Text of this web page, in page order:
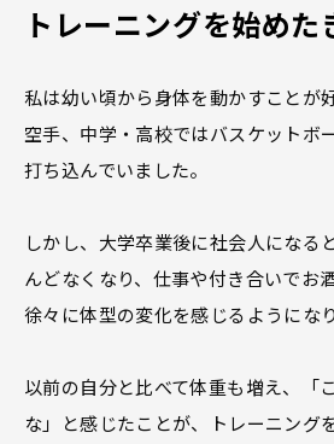
トレーニングを始めた
私は幼い頃から身体を動かすことが
空手、中学・高校ではバスケットボ
打ち込んでいました。
しかし、大学卒業後に社会人になる
んどなくなり、仕事や付き合いでお
徐々に体型の変化を感じるようにな
以前の自分と比べて体重も増え、「
な」と感じたことが、トレーニング